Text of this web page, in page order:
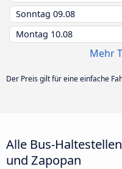
Sonntag 09.08
Montag 10.08
Mehr
Der Preis gilt für eine einfache
Alle Bus-
und Zapopan